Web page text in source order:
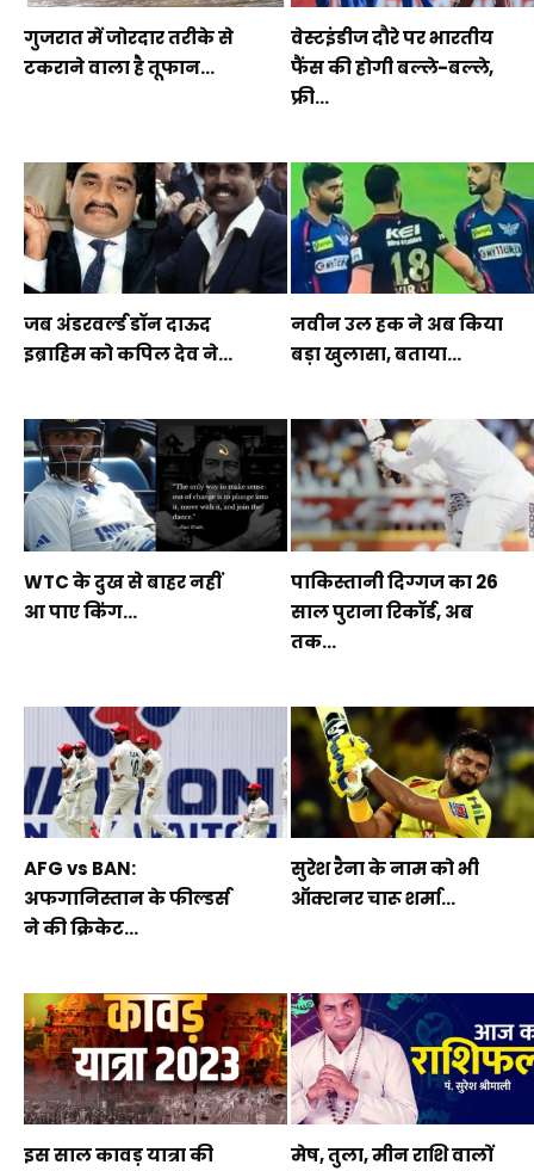
गुजरात में जोरदार तरीके से
टकराने वाला है तूफान...
वेस्टइंडीज दौरे पर भारतीय
फैंस की होगी बल्ले-बल्ले,
फ्री...
जब अंडरवर्ल्ड डॉन दाऊद
इब्राहिम को कपिल देव ने...
नवीन उल हक ने अब किया
बड़ा खुलासा, बताया...
WTC के दुख से बाहर नहीं
आ पाए किंग...
पाकिस्तानी दिग्गज का 26
साल पुराना रिकॉर्ड, अब
तक...
AFG vs BAN:
अफगानिस्तान के फील्डर्स
ने की क्रिकेट...
सुरेश रैना के नाम को भी
ऑक्शनर चारू शर्मा...
इस साल कावड़ यात्रा की
मेष, तुला, मीन राशि वालों